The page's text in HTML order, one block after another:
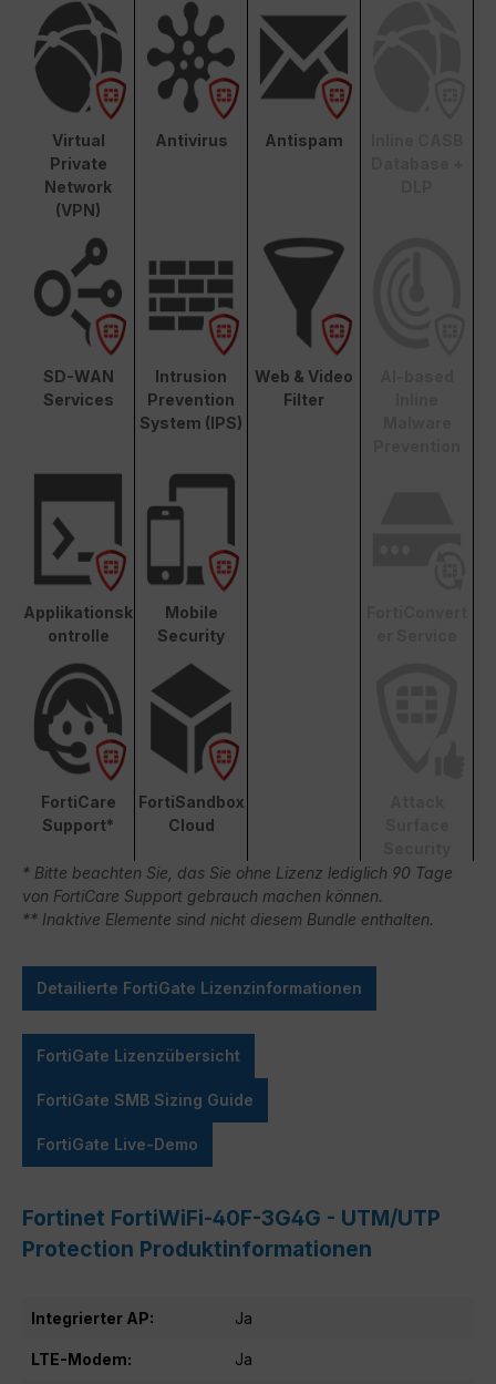
Virtual
Private
Network
(VPN)
Antivirus Antispam
SD-WAN
Services
Intrusion
Prevention
System (IPS)
Web & Video
Filter
Applikationsk
ontrolle
Mobile
Security
FortiCare
Support*
FortiSandbox
Cloud
* Bitte beachten Sie, das Sie ohne Lizenz lediglich 90 Tage
von FortiCare Support gebrauch machen können.
** Inaktive Elemente sind nicht diesem Bundle enthalten.
Detailierte FortiGate Lizenzinformationen
FortiGate Lizenzübersicht
FortiGate SMB Sizing Guide
FortiGate Live-Demo
Fortinet FortiWiFi-40F-3G4G - UTM/UTP
Protection Produktinformationen
Integrierter AP: Ja
LTE-Modem: Ja